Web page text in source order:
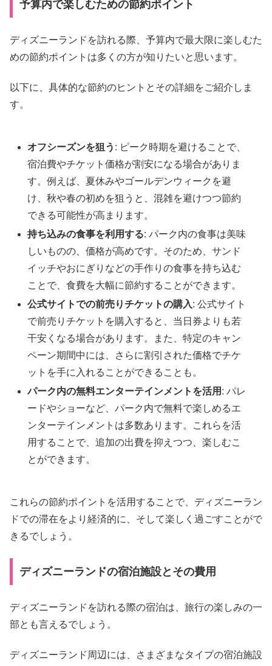
予算内で楽しむための節約ポイント
ディズニーランドを訪れる際、予算内で最大限に楽しむた
めの節約ポイントは多くの方が知りたいと思います。
以下に、具体的な節約のヒントとその詳細をご紹介しま
す。
オフシーズンを狙う : ピーク時期を避けることで、
宿泊費やチケット価格が割安になる場合がありま
す。例えば、夏休みやゴールデンウィークを避
け、秋や春の初めを狙うと、混雑を避けつつ節約
できる可能性が高まります。
持ち込みの食事を利用する: パーク内の食事は美味
しいものの、価格が高めです。そのため、サンド
イッチやおにぎりなどの手作りの食事を持ち込む
ことで、食費を大幅に節約することができます。
公式サイトでの前売りチケットの購入: 公式サイト
で前売りチケットを購入すると、当日券よりも若
干安くなる場合があります。また、特定のキャン
ペーン期間中には、さらに割引された価格でチケ
ットを手に入れることができることも。
パーク内の無料エンターテインメントを活用 : パレ
ードやショーなど、パーク内で無料で楽しめるエ
ンターテインメントは多数あります。これらを活
用することで、追加の出費を抑えつつ、楽しむこ
とができます。
これらの節約ポイントを活用することで、ディズニーラン
ドでの滞在をより経済的に、そして楽しく過ごすことがで
きるでしょう。
ディズニーランドの宿泊施設とその費用
ディズニーランドを訪れる際の宿泊は、旅行の楽しみの一
部とも言えるでしょう。
ディズニーランド周辺には、さまざまなタイプの宿泊施設